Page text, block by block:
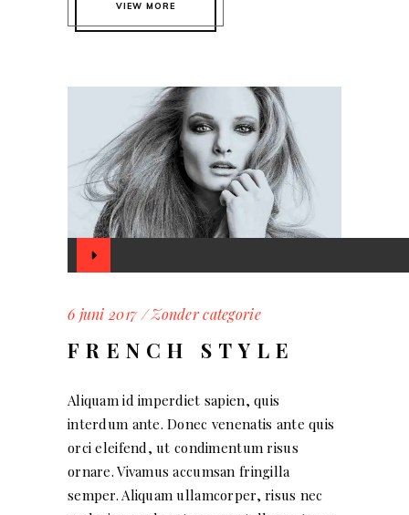
VIEW MORE
Audio
Player
6 juni 2017 Zonder categorie
FRENCH STYLE
Aliquam id imperdiet sapien, quis
interdum ante. Donec venenatis ante quis
orci eleifend, ut condimentum risus
ornare. Vivamus accumsan fringilla
semper. Aliquam ullamcorper, risus nec